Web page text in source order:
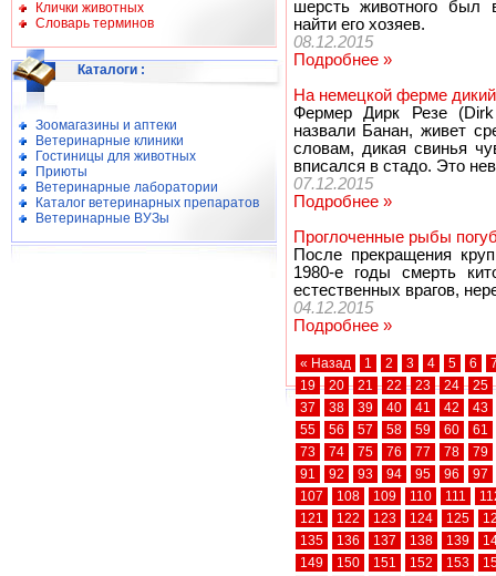
Клички животных
Словарь терминов
Каталоги :
Зоомагазины и аптеки
Ветеринарные клиники
Гостиницы для животных
Приюты
Ветеринарные лаборатории
Каталог ветеринарных препаратов
Ветеринарные ВУЗы
шерсть животного был
найти его хозяев.
08.12.2015
Подробнее »
На немецкой ферме
Фермер Дирк Резе
назвали Банан, живет
словам, дикая свинья
вписался в стадо. Это
07.12.2015
Подробнее »
Проглоченные рыбы
После прекращения
1980-е годы смерть
естественных врагов,
04.12.2015
Подробнее »
« Назад 1 2 3 4 5 6
19
20 21 22 23 24
25
37
38 39 40 41 42
43
55
56 57 58 59 60
61
73
74 75 76 77 78
79
91
92 93 94 95 96
97
107
108 109 110 111
121
122 123 124 125
135
136 137 138 139
149
150 151 152 153